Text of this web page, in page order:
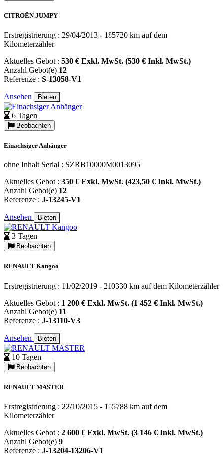
CITROËN JUMPY
Erstregistrierung : 29/04/2013 - 185720 km auf dem
Kilometerzähler
Aktuelles Gebot : 530 € Exkl. MwSt. (530 € Inkl. MwSt.)
Anzahl Gebot(e) 12
Referenze : S-13058-V1
Ansehen Bieten
6 Tagen
Beobachten
Einachsiger Anhänger
ohne Inhalt Serial : SZRB10000M0013095
Aktuelles Gebot : 350 € Exkl. MwSt. (423,50 € Inkl. MwSt.)
Anzahl Gebot(e) 12
Referenze : J-13245-V1
Ansehen Bieten
3 Tagen
Beobachten
RENAULT Kangoo
Erstregistrierung : 11/02/2019 - 210330 km auf dem Kilometerzähler
Aktuelles Gebot : 1 200 € Exkl. MwSt. (1 452 € Inkl. MwSt.)
Anzahl Gebot(e) 11
Referenze : J-13110-V3
Ansehen Bieten
10 Tagen
Beobachten
RENAULT MASTER
Erstregistrierung : 22/10/2015 - 155788 km auf dem
Kilometerzähler
Aktuelles Gebot : 2 600 € Exkl. MwSt. (3 146 € Inkl. MwSt.)
Anzahl Gebot(e) 9
Referenze : J-13204-13206-V1